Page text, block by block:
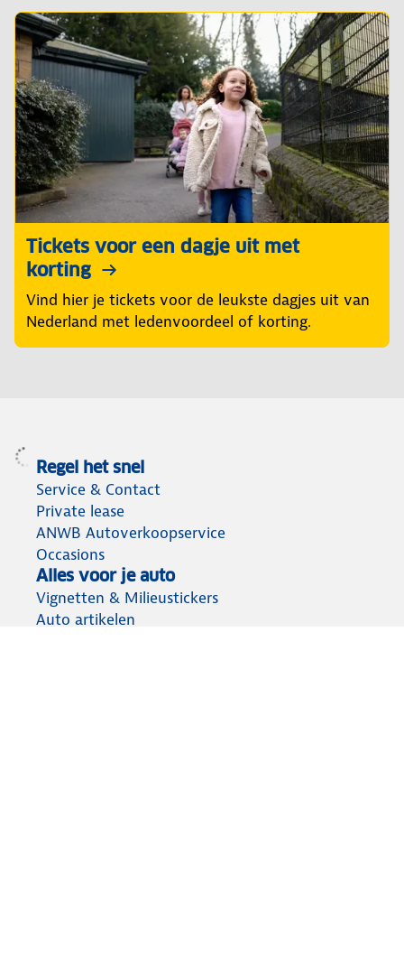
Tickets voor een dagje uit met
korting
Vind hier je tickets voor de leukste dagjes uit van
Nederland met ledenvoordeel of korting.
Regel het snel
Service & Contact
Private lease
ANWB Autoverkoopservice
Occasions
Alles voor je auto
Vignetten & Milieustickers
Auto artikelen